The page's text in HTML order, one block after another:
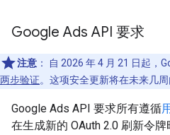
Google Ads API 要求
注意 ： 自 2026 年 4 月 21 日起，
两步验证。这项安全更新将在未来几周
Google Ads API 要求所有遵循
在生成新的 OAuth 2.0 刷新令